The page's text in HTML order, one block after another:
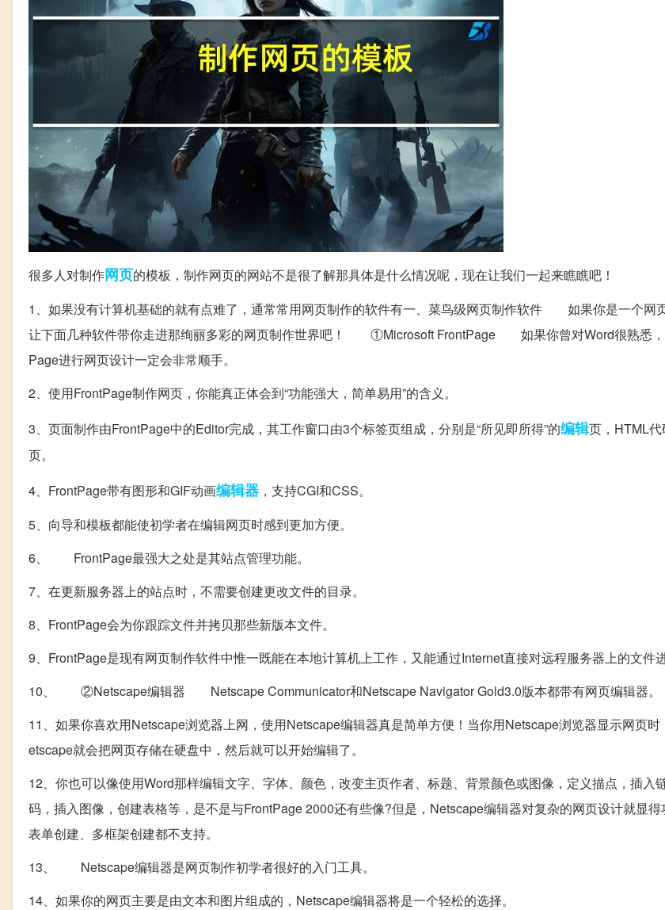
很多人对制作网页的模板，制作网页的网站不是很了解那具体是什么情况呢，现在让我们一起来瞧瞧吧！
1、如果没有计算机基础的就有点难了，通常常用网页制作的软件有一、菜鸟级网页制作软件 如果你是一个网
让下面几种软件带你走进那绚丽多彩的网页制作世界吧！ ①Microsoft FrontPage 如果你曾对Word很熟悉，
Page进行网页设计一定会非常顺手。
2、使用FrontPage制作网页，你能真正体会到“功能强大，简单易用”的含义。
3、页面制作由FrontPage中的Editor完成，其工作窗口由3个标签页组成，分别是“所见即所得”的编辑页，HTML
页。
4、FrontPage带有图形和GIF动画编辑器 ，支持CGI和CSS。
5、向导和模板都能使初学者在编辑网页时感到更加方便。
6、 FrontPage最强大之处是其站点管理功能。
7、在更新服务器上的站点时，不需要创建更改文件的目录。
8、FrontPage会为你跟踪文件并拷贝那些新版本文件。
9、FrontPage是现有网页制作软件中惟一既能在本地计算机上工作，又能通过Internet直接对远程服务器上的文件
10、 ②Netscape编辑器 Netscape Communicator和Netscape Navigator Gold3.0版本都带有网页编辑器。
11、如果你喜欢用Netscape浏览器上网，使用Netscape编辑器真是简单方便！当你用Netscape浏览器显示网页
etscape就会把网页存储在硬盘中，然后就可以开始编辑了。
12、你也可以像使用Word那样编辑文字、字体、颜色，改变主页作者、标题、背景颜色或图像，定义描点，插入
码，插入图像，创建表格等，是不是与FrontPage 2000还有些像?但是，Netscape编辑器对复杂的网页设计就显
表单创建、多框架创建都不支持。
13、 Netscape编辑器是网页制作初学者很好的入门工具。
14、如果你的网页主要是由文本和图片组成的，Netscape编辑器将是一个轻松的选择。